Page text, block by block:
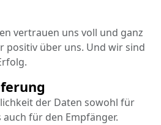
der Daten sowohl für
auch für den Empfänger.
vertrauen uns voll und ganz
positiv über uns. Und wir sind